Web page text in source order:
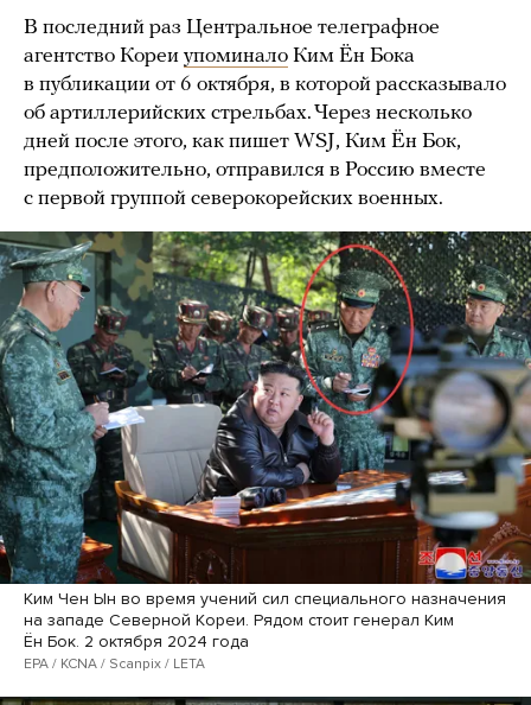
В последний раз Центральное телеграфное
агентство Кореи упоминало Ким Ён Бока
в публикации от 6 октября, в которой рассказывало
об артиллерийских стрельбах. Через несколько
дней после этого, как пишет WSJ, Ким Ён Бок,
предположительно, отправился в Россию вместе
с первой группой северокорейских военных.
Ким Чен Ын во время учений сил специального назначения
на западе Северной Кореи. Рядом стоит генерал Ким
Ён Бок. 2 октября 2024 года
EPA / KCNA / Scanpix / LETA